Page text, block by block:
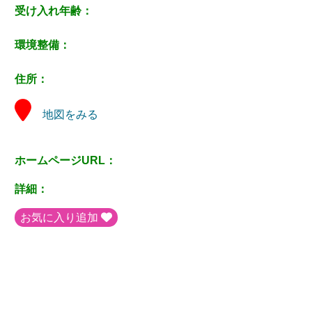
受け入れ年齢：
環境整備：
住所：
地図をみる
ホームページURL：
詳細：
お気に入り追加